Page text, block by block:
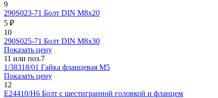
9
290S023-71 Болт DIN M8x20
5 ₽
10
290S025-71 Болт DIN M8x30
Показать цену
11 или поз.7
1/38318/01 Гайка фланцевая M5
Показать цену
12
E24410/H6 Болт с шестигранной головкой и фланцем